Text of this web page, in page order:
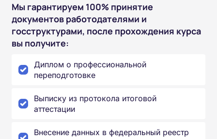
Мы гарантируем 100% принятие
документов работодателями и
госструктурами, после прохождения курса
вы получите:
Диплом о профессиональной
переподготовке
Выписку из протокола итоговой
аттестации
Внесение данных в федеральный реестр